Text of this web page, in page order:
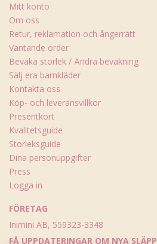
Mitt konto
Om oss
Retur, reklamation och ångerrätt
Väntande order
Bevaka storlek / Ändra bevakning
Sälj era barnkläder
Kontakta oss
Köp- och leveransvillkor
Presentkort
Kvalitetsguide
Storleksguide
Dina personuppgifter
Press
Logga in
FÖRETAG
Inimini AB, 559323-3348
FÅ UPPDATERINGAR OM NYA SLÄPP